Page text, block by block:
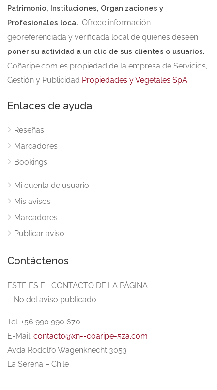
Patrimonio, Instituciones, Organizaciones y
Profesionales local. Ofrece información
georeferenciada y verificada local de quienes deseen
poner su actividad a un clic de sus clientes o usuarios.
Coñaripe.com es propiedad de la empresa de Servicios,
Gestión y Publicidad Propiedades y Vegetales SpA
Enlaces de ayuda
Reseñas
Marcadores
Bookings
Mi cuenta de usuario
Mis avisos
Marcadores
Publicar aviso
Contáctenos
ESTE ES EL CONTACTO DE LA PÁGINA
– No del aviso publicado.
Tel: +56 990 990 670
E-Mail: contacto@xn--coaripe-5za.com
Avda Rodolfo Wagenknecht 3053
La Serena – Chile